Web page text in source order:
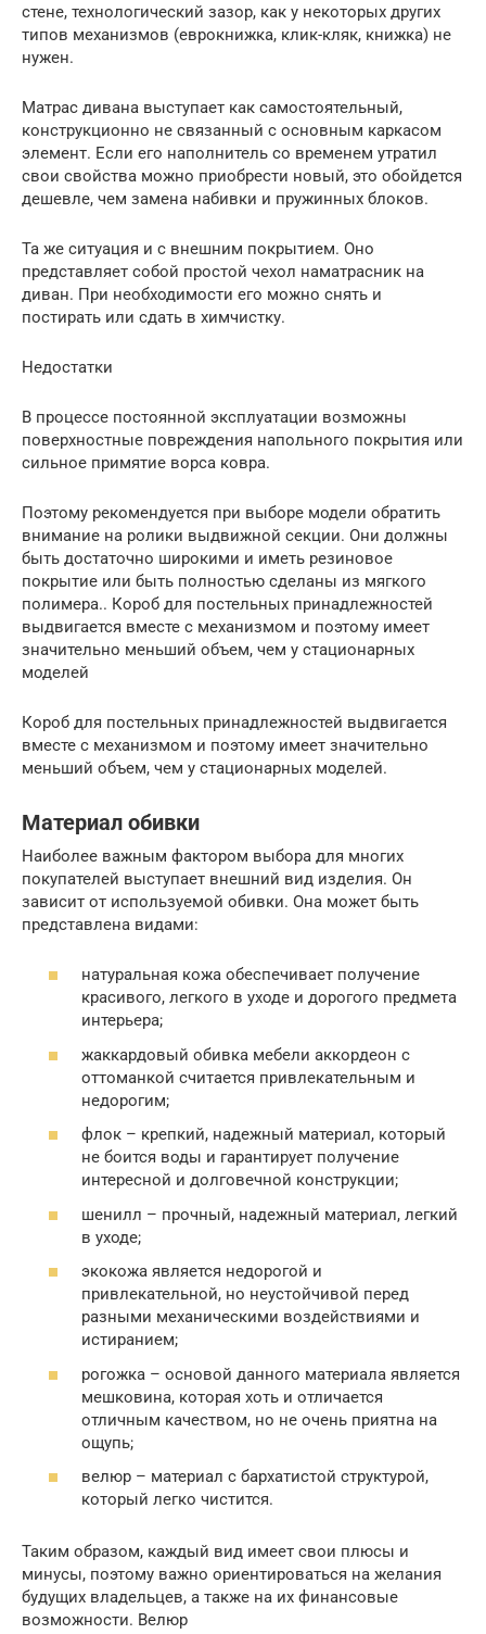
стене, технологический зазор, как у некоторых других
типов механизмов (еврокнижка, клик-кляк, книжка) не
нужен.
Матрас дивана выступает как самостоятельный,
конструкционно не связанный с основным каркасом
элемент. Если его наполнитель со временем утратил
свои свойства можно приобрести новый, это обойдется
дешевле, чем замена набивки и пружинных блоков.
Та же ситуация и с внешним покрытием. Оно
представляет собой простой чехол наматрасник на
диван. При необходимости его можно снять и
постирать или сдать в химчистку.
Недостатки
В процессе постоянной эксплуатации возможны
поверхностные повреждения напольного покрытия или
сильное примятие ворса ковра.
Поэтому рекомендуется при выборе модели обратить
внимание на ролики выдвижной секции. Они должны
быть достаточно широкими и иметь резиновое
покрытие или быть полностью сделаны из мягкого
полимера.. Короб для постельных принадлежностей
выдвигается вместе с механизмом и поэтому имеет
значительно меньший объем, чем у стационарных
моделей
Короб для постельных принадлежностей выдвигается
вместе с механизмом и поэтому имеет значительно
меньший объем, чем у стационарных моделей.
Материал обивки
Наиболее важным фактором выбора для многих
покупателей выступает внешний вид изделия. Он
зависит от используемой обивки. Она может быть
представлена видами:
натуральная кожа обеспечивает получение
красивого, легкого в уходе и дорогого предмета
интерьера;
жаккардовый обивка мебели аккордеон с
оттоманкой считается привлекательным и
недорогим;
флок – крепкий, надежный материал, который
не боится воды и гарантирует получение
интересной и долговечной конструкции;
шенилл – прочный, надежный материал, легкий
в уходе;
экокожа является недорогой и
привлекательной, но неустойчивой перед
разными механическими воздействиями и
истиранием;
рогожка – основой данного материала является
мешковина, которая хоть и отличается
отличным качеством, но не очень приятна на
ощупь;
велюр – материал с бархатистой структурой,
который легко чистится.
Таким образом, каждый вид имеет свои плюсы и
минусы, поэтому важно ориентироваться на желания
будущих владельцев, а также на их финансовые
возможности. Велюр